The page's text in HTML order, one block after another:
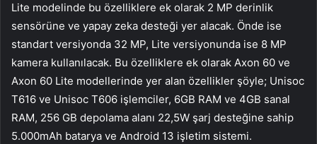
Lite modelinde bu özelliklere ek olarak 2 MP derinlik
sensörüne ve yapay zeka desteği yer alacak. Önde ise
standart versiyonda 32 MP, Lite versiyonunda ise 8 MP
kamera kullanılacak. Bu özelliklere ek olarak Axon 60 ve
Axon 60 Lite modellerinde yer alan özellikler şöyle; Unisoc
T616 ve Unisoc T606 işlemciler, 6GB RAM ve 4GB sanal
RAM, 256 GB depolama alanı 22,5W şarj desteğine sahip
5.000mAh batarya ve Android 13 işletim sistemi.